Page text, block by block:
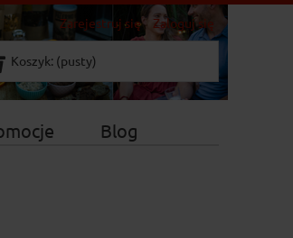
Zarejestruj się Zaloguj się
Koszyk: (pusty)
Blog